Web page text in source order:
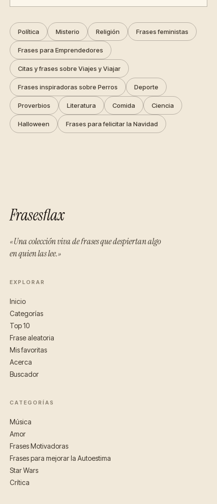
Política Misterio Religión Frases feministas
Frases para Emprendedores
Citas y frases sobre Viajes y Viajar
Frases inspiradoras sobre Perros Deporte
Proverbios Literatura Comida Ciencia
Halloween Frases para felicitar la Navidad
Frasesflax
«Una colección viva de frases que despiertan algo
en quien las lee.»
EXPLORAR
Inicio
Categorías
Top 10
Frase aleatoria
Mis favoritas
Acerca
Buscador
CATEGORÍAS
Música
Amor
Frases Motivadoras
Frases para mejorar la Autoestima
Star Wars
Crítica